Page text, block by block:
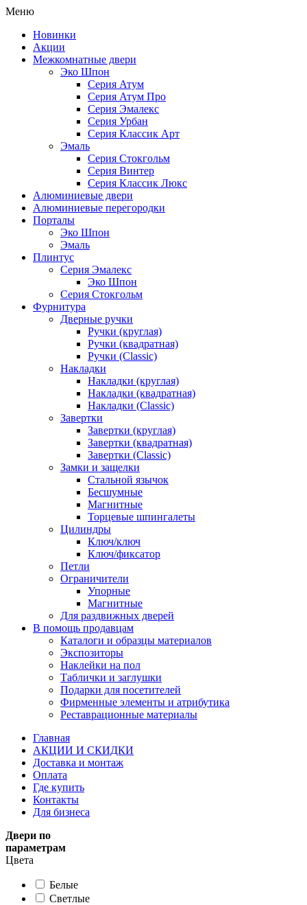
Меню
Новинки
Акции
Межкомнатные двери
Эко Шпон
Серия Атум
Серия Атум Про
Серия Эмалекс
Серия Урбан
Серия Классик Арт
Эмаль
Серия Стокгольм
Серия Винтер
Серия Классик Люкс
Алюминиевые двери
Алюминиевые перегородки
Порталы
Эко Шпон
Эмаль
Плинтус
Серия Эмалекс
Эко Шпон
Серия Стокгольм
Фурнитура
Дверные ручки
Ручки (круглая)
Ручки (квадратная)
Ручки (Classic)
Накладки
Накладки (круглая)
Накладки (квадратная)
Накладки (Classic)
Завертки
Завертки (круглая)
Завертки (квадратная)
Завертки (Classic)
Замки и защелки
Стальной язычок
Бесшумные
Магнитные
Торцевые шпингалеты
Цилиндры
Ключ/ключ
Ключ/фиксатор
Петли
Ограничители
Упорные
Магнитные
Для раздвижных дверей
В помощь продавцам
Каталоги и образцы материалов
Экспозиторы
Наклейки на пол
Таблички и заглушки
Подарки для посетителей
Фирменные элементы и атрибутика
Реставрационные материалы
Главная
АКЦИИ И СКИДКИ
Доставка и монтаж
Оплата
Где купить
Контакты
Для бизнеса
Двери по
параметрам
Цвета
Белые
Светлые